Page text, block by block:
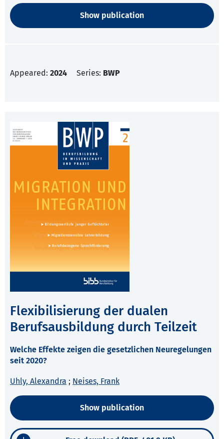
Show publication
Appeared: 2024 Series: BWP
Flexibilisierung der dualen
Berufsausbildung durch Teilzeit
Welche Effekte zeigen die gesetzlichen Neuregelungen
seit 2020?
Uhly, Alexandra ; Neises, Frank
Show publication